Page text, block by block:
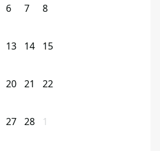
6 7 8
13 14 15
20 21 22
27 28 1